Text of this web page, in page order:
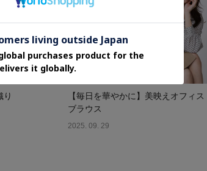
り
【毎日を華やかに】美映えオフィス
ブラウス
2025. 09. 29